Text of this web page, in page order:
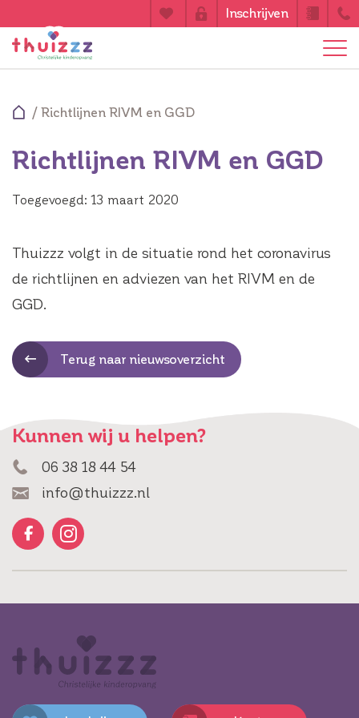
Inschrijven
/ Richtlijnen RIVM en GGD
Richtlijnen RIVM en GGD
Toegevoegd: 13 maart 2020
Thuizzz volgt in de situatie rond het coronavirus
de richtlijnen en adviezen van het RIVM en de
GGD.
Terug naar nieuwsoverzicht
Kunnen wij u helpen?
06 38 18 44 54
info@thuizzz.nl